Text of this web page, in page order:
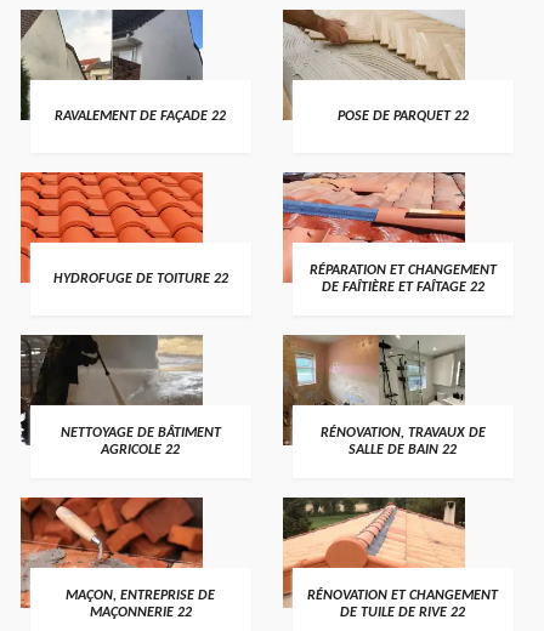
RAVALEMENT DE FAÇADE 22 POSE DE PARQUET 22
HYDROFUGE DE TOITURE 22
RÉPARATION ET CHANGEMENT
DE FAÎTIÈRE ET FAÎTAGE 22
NETTOYAGE DE BÂTIMENT
AGRICOLE 22
RÉNOVATION, TRAVAUX DE
SALLE DE BAIN 22
MAÇON, ENTREPRISE DE
MAÇONNERIE 22
RÉNOVATION ET CHANGEMENT
DE TUILE DE RIVE 22